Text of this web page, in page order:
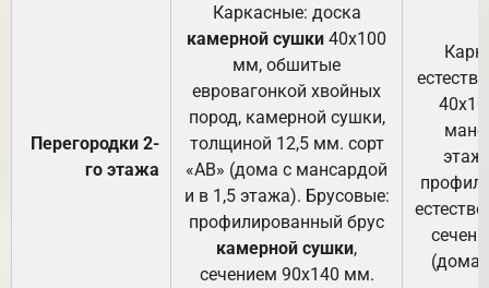
Перегородки 2-
го этажа
Каркасные: доска
камерной сушки 40х100
мм, обшитые
евровагонкой хвойных
пород, камерной сушки,
толщиной 12,5 мм. сорт
«АВ» (дома с мансардой
и в 1,5 этажа). Брусовые:
профилированный брус
камерной сушки,
сечением 90х140 мм.
(дома